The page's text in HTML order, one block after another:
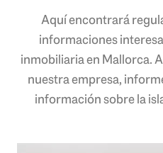
Aquí encontrará
informaciones
inmobiliaria en Mallorca.
nuestra empresa,
información sobre la